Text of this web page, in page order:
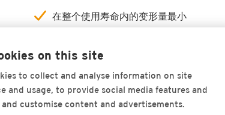
在整个使用寿命内的变形量最小
安装期间公差补偿
on this site
to collect and analyse information on site
and usage, to provide social media features and
customise content and advertisements.